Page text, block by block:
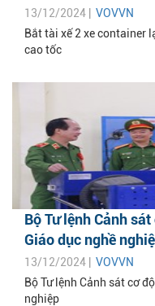
13/12/2024 | VOVVN
Bắt tài xế 2 xe container
cao tốc
Bộ Tư lệnh Cảnh
Giáo dục nghề
13/12/2024 | VOVVN
Bộ Tư lệnh Cảnh sát cơ
nghiệp